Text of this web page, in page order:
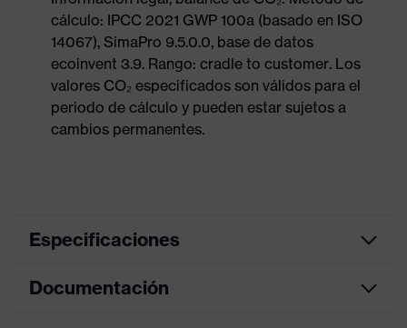
cálculo: IPCC 2021 GWP 100a (basado en ISO
14067), SimaPro 9.5.0.0, base de datos
ecoinvent 3.9. Rango: cradle to customer. Los
valores CO₂ especificados son válidos para el
periodo de cálculo y pueden estar sujetos a
cambios permanentes.
Especificaciones
color de búsqueda
Documentación